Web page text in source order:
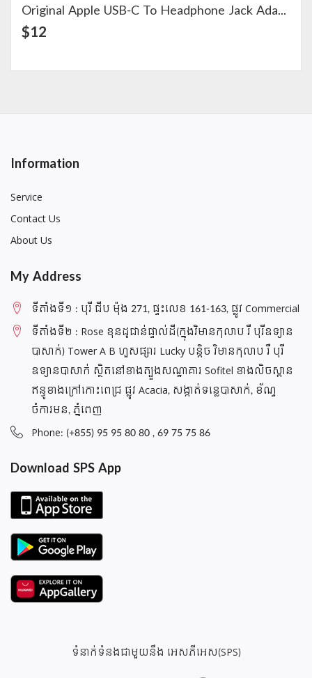
Original Apple USB-C To Headphone Jack Adapter
$12
View Detail
Information
Service
Contact Us
About Us
My Address
ទីតាំងទី១ : បុរី ជីប ម៉ុង 271, ផ្ទះលេខ 161-163, ផ្លូវ Commercial
ទីតាំងទី២ : Rose ខុនដូជាន់ផ្ទាល់ដី(ក្នុងវិមានកុលាប រឺ បុរីឧទ្យាន
បាសាក់) Tower A B ហួសផ្សារ Lucky បន្តិច វិមានកុលាប រឺ បុរី
ឧទ្យានបាសាក់ ស្ថិតនៅខាងត្បួងសណ្ឋាគារ Sofitel ខាងលិចស្ពាន
ឥន្ធូខាងក្រៅកោះពេជ្រ ផ្លូវ Acacia, សង្កាត់ទន្លេបាសាក់, ខ័ណ្ទ
ចំការមន, ភ្នំពេញ
Phone: (+855) 95 95 80 80 , 69 75 75 86
Download SPS App
ទំនាក់ទំនងជាមួយនឹង អេសភីអេស(SPS)